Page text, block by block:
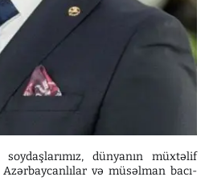
dünyanın müxtəlif
və müsəlman bacı-